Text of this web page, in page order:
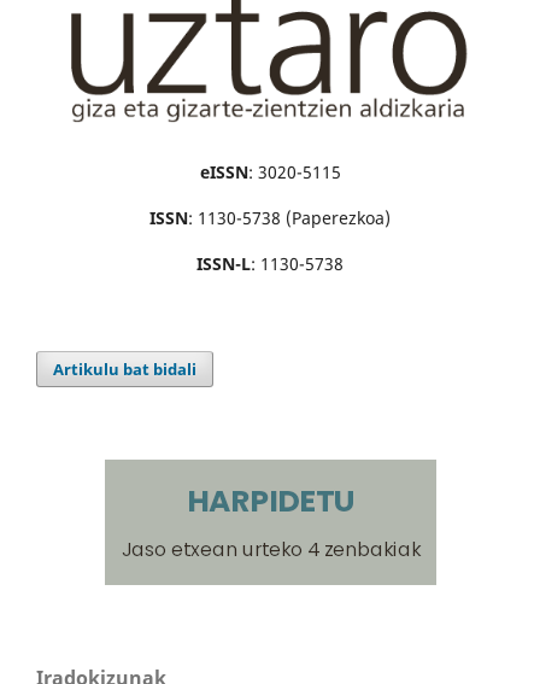
eISSN: 3020-5115
ISSN: 1130-5738 (Paperezkoa)
ISSN-L: 1130-5738
Artikulu bat bidali
Iradokizunak